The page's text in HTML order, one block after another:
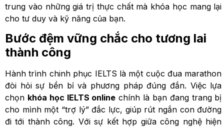
trung vào những giá trị thực chất mà khóa học mang lại
cho tư duy và kỹ năng của bạn.
Bước đệm vững chắc cho tương lai
thành công
Hành trình chinh phục IELTS là một cuộc đua marathon
đòi hỏi sự bền bỉ và phương pháp đúng đắn. Việc lựa
chọn khóa học IELTS online chính là bạn đang trang bị
cho mình một “trợ lý” đắc lực, giúp rút ngắn con đường
đi tới thành công. Với sự kết hợp giữa công nghệ hiện